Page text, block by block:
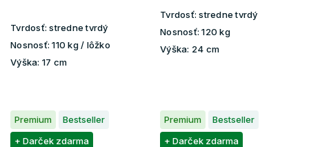
Tvrdosť: stredne tvrdý
Nosnosť:110 kg / lôžko
Výška: 17 cm
Tvrdosť: stredne tvrdý
Nosnosť: 120 kg
Výška: 24 cm
Premium
Bestseller
+ Darček zdarma
Premium
Bestseller
+ Darček zdarma